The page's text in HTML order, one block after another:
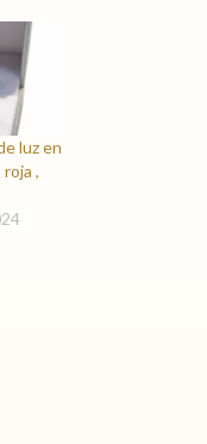
luz en
,